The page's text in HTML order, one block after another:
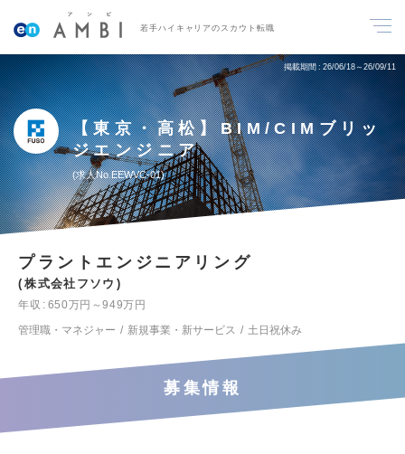
若手ハイキャリアのスカウト転職
掲載期間 26/06/18～26/09/11
【東京・高松】BIM/CIMブリッ
ジエンジニア
求人No.EEWVC-01
プラントエンジニアリング
株式会社フソウ
年収
650万円～949万円
管理職・マネジャー
新規事業・新サービス 土日祝休み
募集情報